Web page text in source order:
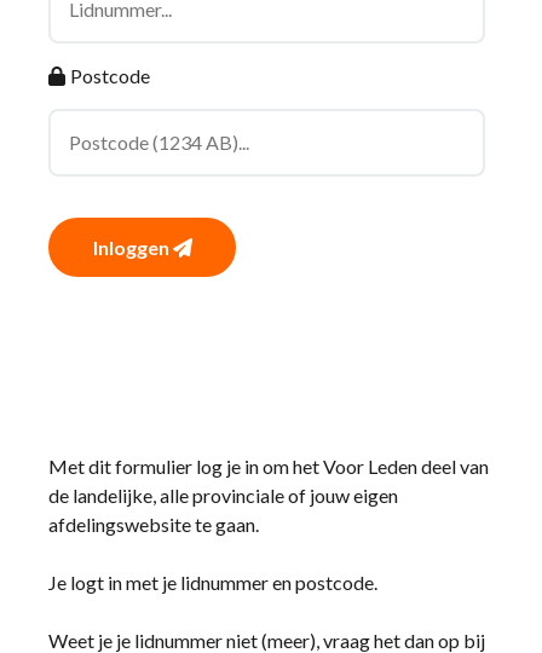
Postcode
Inloggen
Met dit formulier log je in om het Voor Leden deel van
de landelijke, alle provinciale of jouw eigen
afdelingswebsite te gaan.
Je logt in met je lidnummer en postcode.
Weet je je lidnummer niet (meer), vraag het dan op bij